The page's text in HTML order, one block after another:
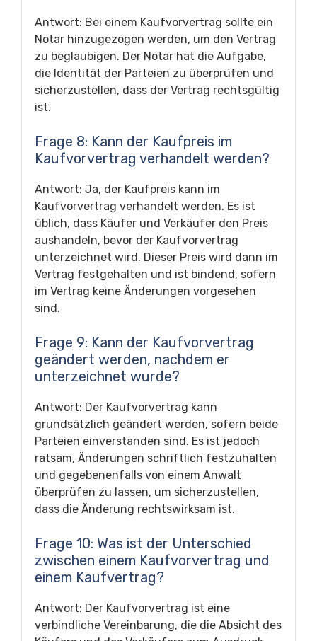
Antwort: Bei einem Kaufvorvertrag sollte ein
Notar hinzugezogen werden, um den Vertrag
zu beglaubigen. Der Notar hat die Aufgabe,
die Identität der Parteien zu überprüfen und
sicherzustellen, dass der Vertrag rechtsgültig
ist.
Frage 8: Kann der Kaufpreis im
Kaufvorvertrag verhandelt werden?
Antwort: Ja, der Kaufpreis kann im
Kaufvorvertrag verhandelt werden. Es ist
üblich, dass Käufer und Verkäufer den Preis
aushandeln, bevor der Kaufvorvertrag
unterzeichnet wird. Dieser Preis wird dann im
Vertrag festgehalten und ist bindend, sofern
im Vertrag keine Änderungen vorgesehen
sind.
Frage 9: Kann der Kaufvorvertrag
geändert werden, nachdem er
unterzeichnet wurde?
Antwort: Der Kaufvorvertrag kann
grundsätzlich geändert werden, sofern beide
Parteien einverstanden sind. Es ist jedoch
ratsam, Änderungen schriftlich festzuhalten
und gegebenenfalls von einem Anwalt
überprüfen zu lassen, um sicherzustellen,
dass die Änderung rechtswirksam ist.
Frage 10: Was ist der Unterschied
zwischen einem Kaufvorvertrag und
einem Kaufvertrag?
Antwort: Der Kaufvorvertrag ist eine
verbindliche Vereinbarung, die die Absicht des